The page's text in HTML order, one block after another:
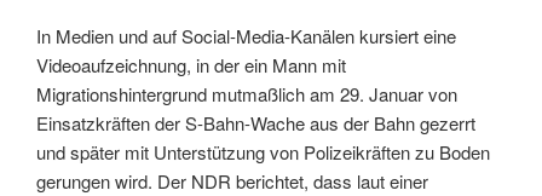
In Medien und auf Social-Media-Kanälen kursiert eine
Videoaufzeichnung, in der ein Mann mit
Migrationshintergrund mutmaßlich am 29. Januar von
Einsatzkräften der S-Bahn-Wache aus der Bahn gezerrt
und später mit Unterstützung von Polizeikräften zu Boden
gerungen wird. Der NDR berichtet, dass laut einer